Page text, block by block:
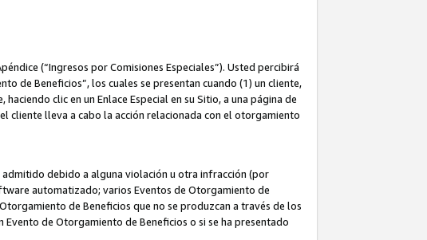
(“Ingresos por Comisiones Especiales”). Usted percibirá
de Beneficios”, los cuales se presentan cuando (1) un cliente,
clic en un Enlace Especial en su Sitio, a una página de
cliente lleva a cabo la acción relacionada con el otorgamiento
admitido debido a alguna violación u otra infracción (por
automatizado; varios Eventos de Otorgamiento de
de Beneficios que no se produzcan a través de los
Evento de Otorgamiento de Beneficios o si se ha presentado